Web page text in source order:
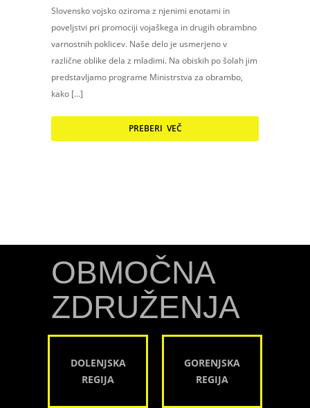
Slovensko vojsko oziroma z njenimi enotami in
poveljstvi pri promociji vojaškega in drugih obrambno
varnostnih poklicev. Naše delo je usmerjeno v
različne oblike dela z mladimi. Na obiskih po šolah jim
predstavljamo programe Ministrstva za obrambo,
kako […]
PREBERI VEČ
OBMOČNA
ZDRUŽENJA
DOLENJSKA
REGIJA
GORENJSKA
REGIJA